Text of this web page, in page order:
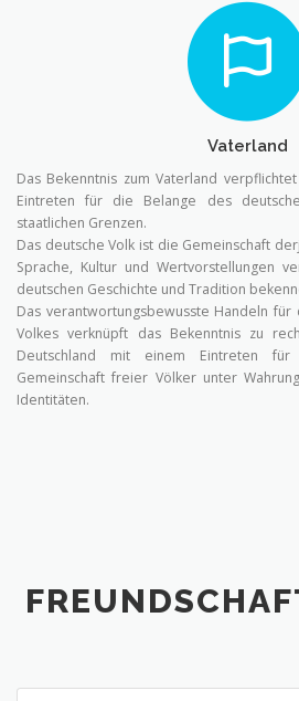
Vaterland
Das Bekenntnis zum Vaterland
Eintreten für die Belange des
staatlichen Grenzen.
Das deutsche Volk ist die Gemeinschaft
Sprache, Kultur und Wertvorstellungen
deutschen Geschichte und Tradition
Das verantwortungsbewusste Handeln
Volkes verknüpft das Bekenntnis zu
Deutschland mit einem Eintreten
Gemeinschaft freier Völker unter
Identitäten.